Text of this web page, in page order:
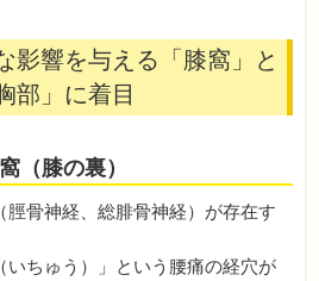
影響を与える「膝窩」と
部」に着目
（膝の裏）
脛骨神経、総腓骨神経）が存在す
いちゅう）」という腰痛の経穴が